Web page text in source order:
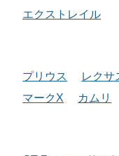
エクストレイル
プリウス レクサ
マークX
カムリ